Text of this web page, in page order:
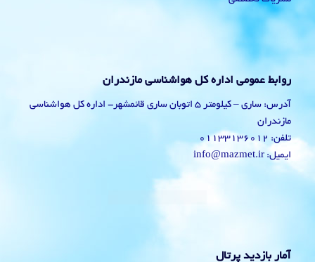
روابط عمومی اداره کل هواشناسی مازندران
آدرس: ساری – کیلومتر 5 اتوبان ساری قائمشهر- اداره کل هواشناسی
مازندران
تلفن: 01133136012
ایمیل: info@mazmet.ir
آمار بازدید پرتال